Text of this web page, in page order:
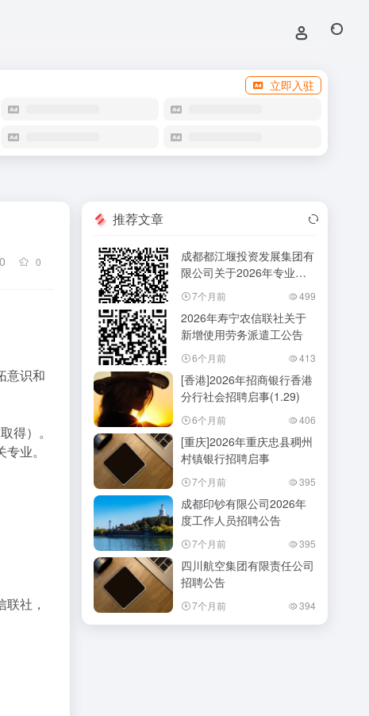
立即入驻
0 0
意识和
得）。
业。
社，
推荐文章
成都都江堰投资发展集团有
限公司关于2026年专业技
能岗位人员招聘的公告
7个月前 499
2026年寿宁农信联社关于
新增使用劳务派遣工公告
6个月前 413
[香港]2026年招商银行香港
分行社会招聘启事(1.29)
6个月前 406
[重庆]2026年重庆忠县稠州
村镇银行招聘启事
7个月前 395
成都印钞有限公司2026年
度工作人员招聘公告
7个月前 395
四川航空集团有限责任公司
招聘公告
7个月前 394